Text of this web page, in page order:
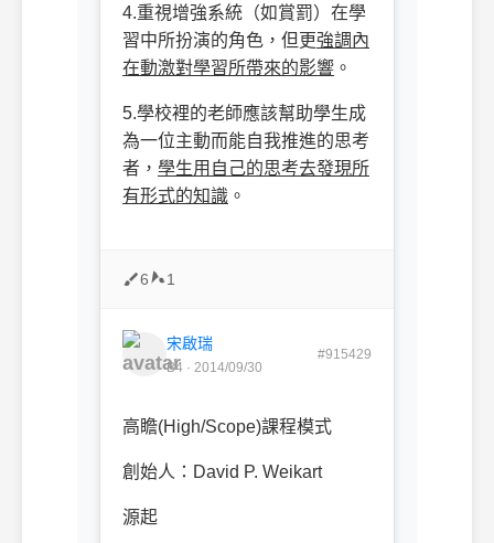
4.重視增強系統（如賞罰）在學
習中所扮演的角色，但更強調內
在動激對學習所帶來的影響 。
5.學校裡的老師應該幫助學生成
為一位主動而能自我推進的思考
者， 學生用自己的思考去發現所
有形式的知識 。
6 1
宋啟瑞
B4 · 2014/09/30
#915429
高瞻(High/Scope)課程模式
創始人： David P. Weikart
源起